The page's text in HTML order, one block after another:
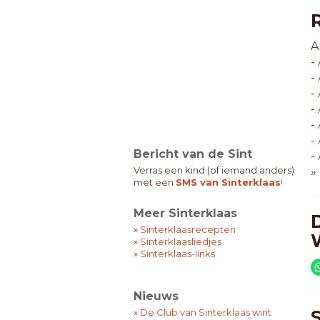
Bericht van de Sint
Verras een kind (of iemand anders)
met een SMS van Sinterklaas!
Meer Sinterklaas
» Sinterklaasrecepten
» Sinterklaasliedjes
» Sinterklaas-links
Nieuws
» De Club van Sinterklaas wint
-
-
-
-
-
-
-
»